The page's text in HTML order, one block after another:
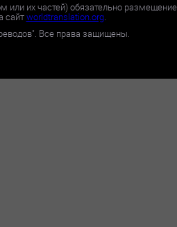
или их частей) обязательно размещение
сайтworldtranslation.org.
Все права защищены.